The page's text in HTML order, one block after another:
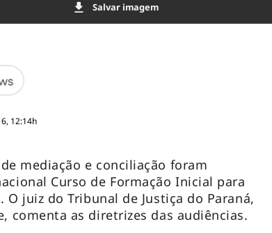
Salvar imagem
12:14h
de mediação e conciliação foram
Curso de Formação Inicial para
O juiz do Tribunal de Justiça do Paraná,
comenta as diretrizes das audiências.